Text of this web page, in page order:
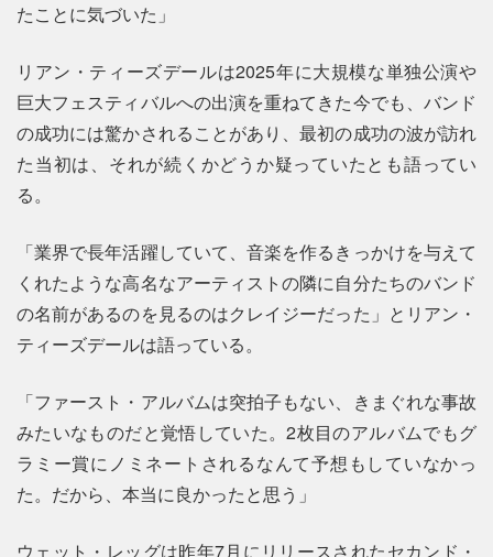
たことに気づいた」
リアン・ティーズデールは2025年に大規模な単独公演や
巨大フェスティバルへの出演を重ねてきた今でも、バンド
の成功には驚かされることがあり、最初の成功の波が訪れ
た当初は、それが続くかどうか疑っていたとも語ってい
る。
「業界で長年活躍していて、音楽を作るきっかけを与えて
くれたような高名なアーティストの隣に自分たちのバンド
の名前があるのを見るのはクレイジーだった」とリアン・
ティーズデールは語っている。
「ファースト・アルバムは突拍子もない、きまぐれな事故
みたいなものだと覚悟していた。2枚目のアルバムでもグ
ラミー賞にノミネートされるなんて予想もしていなかっ
た。だから、本当に良かったと思う」
ウェット・レッグは昨年7月にリリースされたセカンド・